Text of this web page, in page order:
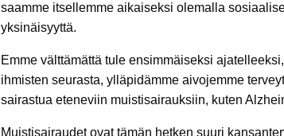
saamme itsellemme aikaiseksi olemalla
yksinäisyyttä.
Emme välttämättä tule ensimmäiseksi
ihmisten seurasta, ylläpidämme aivojemme
sairastua eteneviin muistisairauksiin, kuten
Muistisairaudet ovat tämän hetken suuri